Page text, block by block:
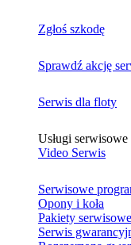
Zgłoś szkodę
Sprawdź akcję
Serwis dla floty
Usługi serwisowe
Video Serwis
Serwisowe
Opony i koła
Pakiety
Serwis